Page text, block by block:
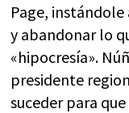
Page,
y abandonar lo
«hipocresía».
presidente
suceder para